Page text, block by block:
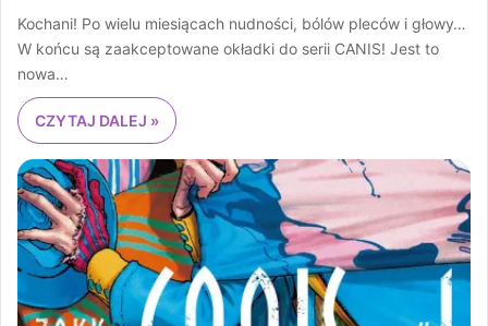
Kochani! Po wielu miesiącach nudności, bólów pleców i głowy…
W końcu są zaakceptowane okładki do serii CANIS! Jest to
nowa…
CZYTAJ DALEJ »